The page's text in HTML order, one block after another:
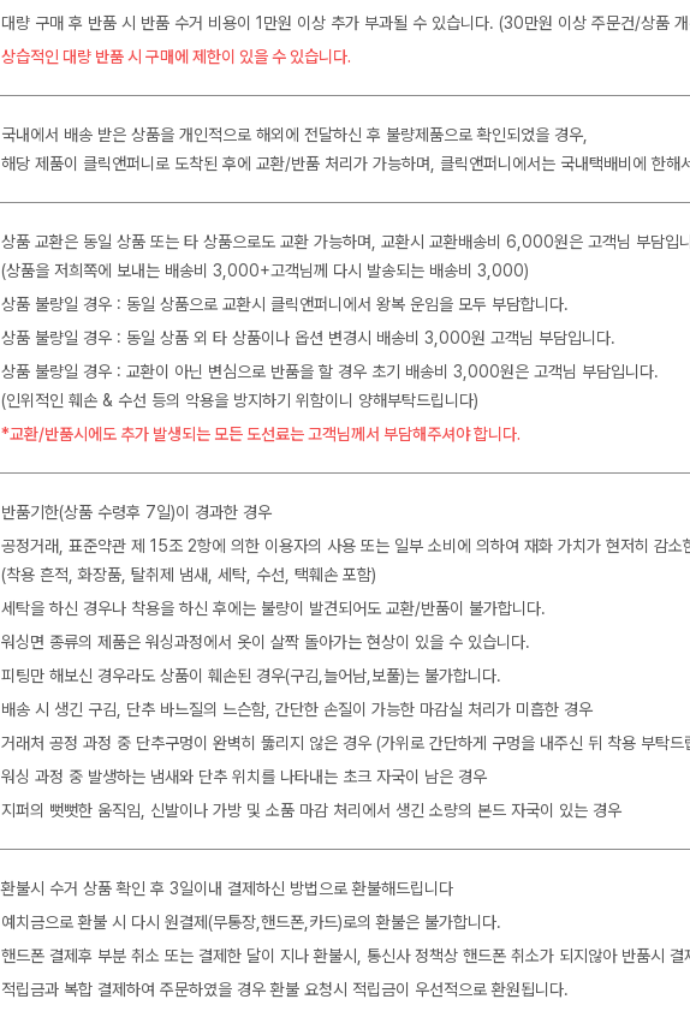
대량 구매 후 반품 시 반품 수거 비용이 1만원 이상 추가 부과될 수 있습니다. (30만원 이상 주문건/상품
상습적인 대량 반품 시 구매에 제한이 있을 수 있습니다.
국내에서 배송 받은 상품을 개인적으로 해외에 전달하신 후 불량제품으로 확인되었을 경우,
해당 제품이 클릭앤퍼니로 도착된 후에 교환/반품 처리가 가능하며, 클릭앤퍼니에서는 국내택배비에 한해
상품 교환은 동일 상품 또는 타 상품으로도 교환 가능하며, 교환시 교환배송비 6,000원은 고객님 부담입
(상품을 저희쪽에 보내는 배송비 3,000+고객님께 다시 발송되는 배송비 3,000)
상품 불량일 경우 : 동일 상품으로 교환시 클릭앤퍼니에서 왕복 운임을 모두 부담합니다.
상품 불량일 경우 : 동일 상품 외 타 상품이나 옵션 변경시 배송비 3,000원 고객님 부담입니다.
상품 불량일 경우 : 교환이 아닌 변심으로 반품을 할 경우 초기 배송비 3,000원은 고객님 부담입니다.
(인위적인 훼손 & 수선 등의 악용을 방지하기 위함이니 양해부탁드립니다)
*교환/반품시에도 추가 발생되는 모든 도선료는 고객님께서 부담해주셔야 합니다.
반품기한(상품 수령후 7일)이 경과한 경우
공정거래, 표준약관 제 15조 2항에 의한 이용자의 사용 또는 일부 소비에 의하여 재화 가치가 현저히 감소
(착용 흔적, 화장품, 탈취제 냄새, 세탁, 수선, 택훼손 포함)
세탁을 하신 경우나 착용을 하신 후에는 불량이 발견되어도 교환/반품이 불가합니다.
워싱면 종류의 제품은 워싱과정에서 옷이 살짝 돌아가는 현상이 있을 수 있습니다.
피팅만 해보신 경우라도 상품이 훼손된 경우(구김,늘어남,보풀)는 불가합니다.
배송 시 생긴 구김, 단추 바느질의 느슨함, 간단한 손질이 가능한 마감실 처리가 미흡한 경우
거래처 공정 과정 중 단추구멍이 완벽히 뚫리지 않은 경우 (가위로 간단하게 구멍을 내주신 뒤 착용 부탁드
워싱 과정 중 발생하는 냄새와 단추 위치를 나타내는 초크 자국이 남은 경우
지퍼의 뻣뻣한 움직임, 신발이나 가방 및 소품 마감 처리에서 생긴 소량의 본드 자국이 있는 경우
환불시 수거 상품 확인 후 3일이내 결제하신 방법으로 환불해드립니다
예치금으로 환불 시 다시 원결제(무통장,핸드폰,카드)로의 환불은 불가합니다.
핸드폰 결제후 부분 취소 또는 결제한 달이 지나 환불시, 통신사 정책상 핸드폰 취소가 되지않아 반품시
적립금과 복합 결제하여 주문하였을 경우 환불 요청시 적립금이 우선적으로 환원됩니다.